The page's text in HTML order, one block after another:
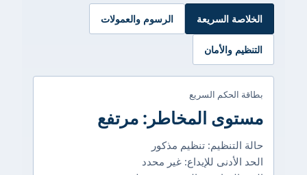
الخلاصة السريعة الرسوم والعمولات
التنظيم والأمان
بطاقة الحكم السريع
مستوى المخاطر: مرتفع
حالة التنظيم: تنظيم مذكور
الحد الأدنى للإيداع: غير محدد